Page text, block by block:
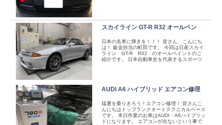
スカイライン GT-R R32 オールペン
日本の名車に輝きを！！！ 皆さん、こんにち
は！ 鈑金担当の町田です。 今回は日産スカイ
ライン GT-R R32 のオールペイントのご
紹介です。 日本自動車史を代表するスポーツ
AUDI A6 ハイブリッド エアコン修理
猛暑を乗りきろう！エアコン修理！ 皆さんこ
んにちはトップランクオートテクニカルベース
です。 本日作業のお車はAUDI・A6ハイブリッ
ドになります。 エアコンが出ないという事で